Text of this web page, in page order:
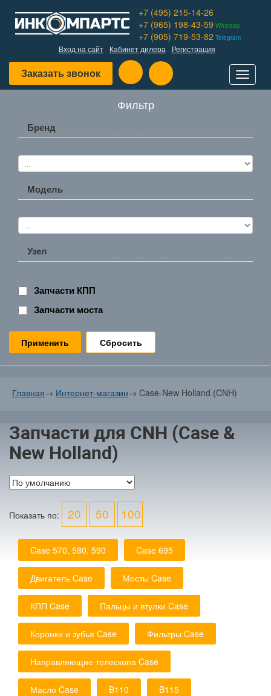
+7 (495) 215-14-26
+7 (965) 198-43-59 Whatsap
+7 (905) 719-53-82 Telegram
Вход на сайт Кабинет дилера Регистрация
Заказать звонок
Toggle
Фильтр
Бренд
Модель
Узел
Запчасти КПП
Запчасти моста
Сбросить
Главная→ Интернет-магазин→ Case-New Holland (CNH)
Запчасти для CNH (Case &
New Holland)
Показать по: 20 50 100
Case 570, 580, 590 Case 695
Двигатель Case Мосты Case
КПП Case Пальцы и втулки Case
Коронки и зубья Case Фильтры Case
Направляющие телескопа Case
Масло Case B110 B115